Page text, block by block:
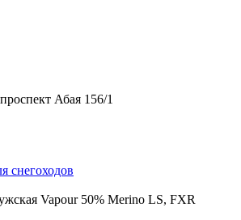
Абая 156/1
снегоходов
Vapour 50% Merino LS, FXR